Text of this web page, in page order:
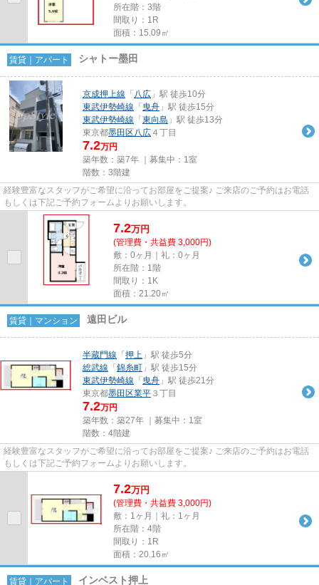
所在階：3階
間取り：1R
面積：15.09㎡
賃貸｜アパート シャトー墨田
京成押上線 「 八広 」駅 徒歩10分
東武伊勢崎線 「 曳舟 」駅 徒歩15分
東武伊勢崎線 「 東向島 」駅 徒歩13分
東京都墨田区八広 ４丁目
7.2万円
築年数：築7年 ｜募集中： 1室
階数：3階建
経験豊富なスタッフがご希望に沿ってお部屋をご提案♪ ご来店のご予約はお電話
もしくは下記ご予約フォームよりお願いします。
7.2万円
(管理費・共益費 3,000円)
敷：0ヶ月｜礼：0ヶ月
所在階：1階
間取り：1K
面積：21.20㎡
賃貸｜マンション 遠田ビル
半蔵門線 「 押上 」駅 徒歩5分
総武線 「 錦糸町 」駅 徒歩15分
東武伊勢崎線 「 曳舟 」駅 徒歩21分
東京都墨田区業平 ３丁目
7.2万円
築年数：築27年 ｜募集中： 1室
階数：4階建
経験豊富なスタッフがご希望に沿ってお部屋をご提案♪ ご来店のご予約はお電話
もしくは下記ご予約フォームよりお願いします。
7.2万円
(管理費・共益費 3,000円)
敷：1ヶ月｜礼：1ヶ月
所在階：4階
間取り：1R
面積：20.16㎡
賃貸｜アパート インベスト押上